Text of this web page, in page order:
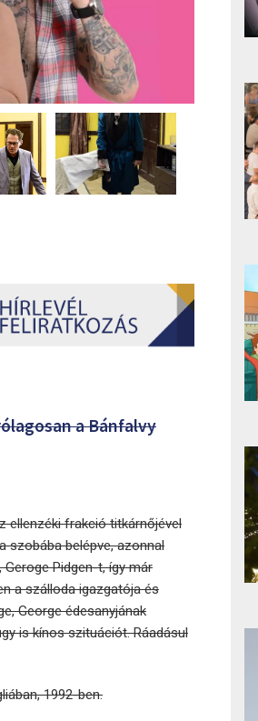
a Bánfalvy
ellenzéki frakció titkárnőjével
szobába belépve, azonnal
Geroge Pidgen-t, így már
a szálloda igazgatója és
George édesanyjának
is kínos szituációt. Ráadásul
1992-ben.